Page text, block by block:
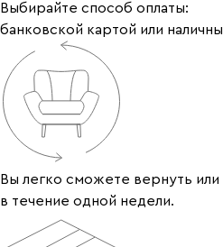
Выбирайте способ оплаты:
банковской картой или
Вы легко сможете вернуть
в течение одной недели.